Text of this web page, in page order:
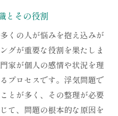
られる新たな洞察
話を円滑にするテクニッ
プロセスとその意義
ーチを持つために
に向けた道筋
とその役割
くの人が悩みを抱え込みが
グが重要な役割を果たしま
家が個人の感情や状況を理
プロセスです。浮気問題で
とが多く、その整理が必要
て、問題の根本的な原因を